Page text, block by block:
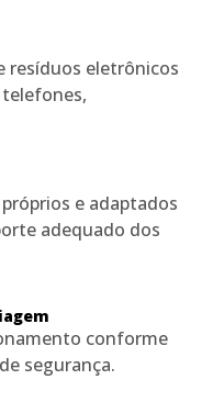
resíduos eletrônicos
e adaptados
adequado dos
conforme
segurança.